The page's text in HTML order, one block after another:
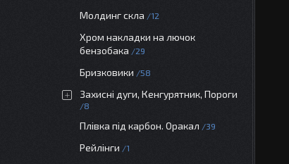
Молдинг скла 12
Хром накладки на лючок
бензобака
29
Бризковики 58
Захисні дуги, Кенгурятник, Пороги
8
Плівка під карбон. Оракал 39
Рейлінги 1